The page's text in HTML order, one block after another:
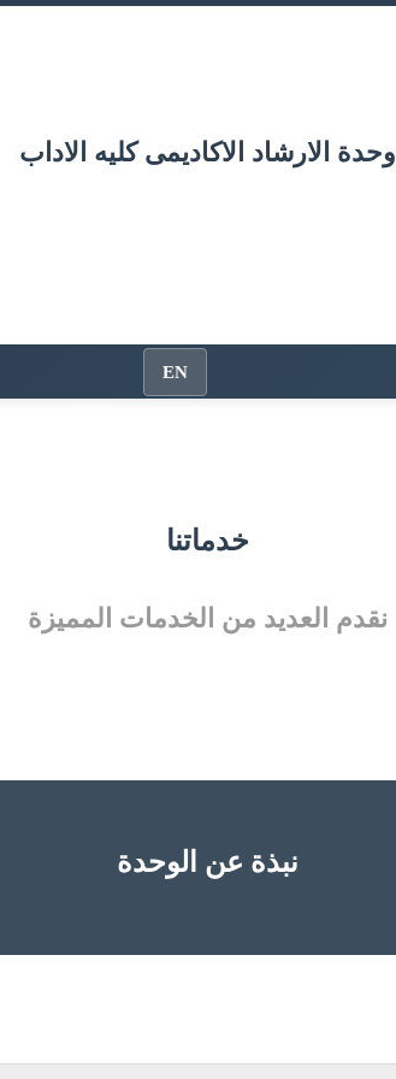
وحدة الارشاد الاكاديمى كليه الاداب
EN
خدماتنا
نقدم العديد من الخدمات المميزة
نبذة عن الوحدة